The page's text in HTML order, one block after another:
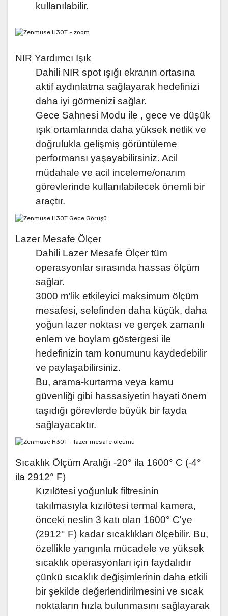
kullanılabilir.
NIR Yardımcı Işık
Dahili NIR spot ışığı ekranın ortasına
aktif aydınlatma sağlayarak hedefinizi
daha iyi görmenizi sağlar.
Gece Sahnesi Modu ile , gece ve düşük
ışık ortamlarında daha yüksek netlik ve
doğrulukla gelişmiş görüntüleme
performansı yaşayabilirsiniz. Acil
müdahale ve acil inceleme/onarım
görevlerinde kullanılabilecek önemli bir
araçtır.
Lazer Mesafe Ölçer
Dahili Lazer Mesafe Ölçer tüm
operasyonlar sırasında hassas ölçüm
sağlar.
3000 m'lik etkileyici maksimum ölçüm
mesafesi, selefinden daha küçük, daha
yoğun lazer noktası ve gerçek zamanlı
enlem ve boylam göstergesi ile
hedefinizin tam konumunu kaydedebilir
ve paylaşabilirsiniz.
Bu, arama-kurtarma veya kamu
güvenliği gibi hassasiyetin hayati önem
taşıdığı görevlerde büyük bir fayda
sağlayacaktır.
Sıcaklık Ölçüm Aralığı -20° ila 1600° C (-4°
ila 2912° F)
Kızılötesi yoğunluk filtresinin
takılmasıyla kızılötesi termal kamera,
önceki neslin 3 katı olan 1600° C'ye
(2912° F) kadar sıcaklıkları ölçebilir. Bu,
özellikle yangınla mücadele ve yüksek
sıcaklık operasyonları için faydalıdır
çünkü sıcaklık değişimlerinin daha etkili
bir şekilde değerlendirilmesini ve sıcak
noktaların hızla bulunmasını sağlayarak